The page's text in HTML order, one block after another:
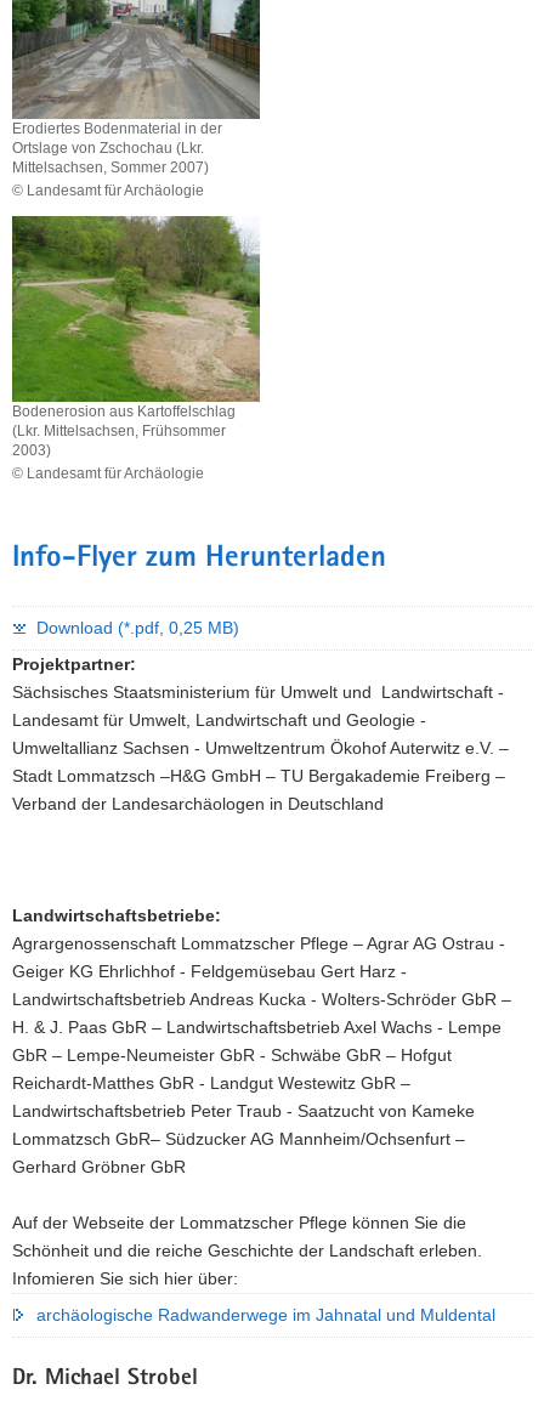
Erodiertes Bodenmaterial in der
Ortslage von Zschochau (Lkr.
Mittelsachsen, Sommer 2007)
© Landesamt für Archäologie
Bodenmaterial
in
der
Ortslage
von
Zschochau
(Lkr.
Mittelsachsen,
Sommer
2007)
Bodenerosion aus Kartoffelschlag
(Lkr. Mittelsachsen, Frühsommer
2003)
© Landesamt für Archäologie
Kartoffelschlag
(Lkr.
Frühsommer
2003)
Info-Flyer zum Herunterladen
Download (*.pdf, 0,25 MB)
Projektpartner:
Sächsisches Staatsministerium für Umwelt und Landwirtschaft -
Landesamt für Umwelt, Landwirtschaft und Geologie -
Umweltallianz Sachsen - Umweltzentrum Ökohof Auterwitz e.V. –
Stadt Lommatzsch –H&G GmbH – TU Bergakademie Freiberg –
Verband der Landesarchäologen in Deutschland
Landwirtschaftsbetriebe:
Agrargenossenschaft Lommatzscher Pflege – Agrar AG Ostrau -
Geiger KG Ehrlichhof - Feldgemüsebau Gert Harz -
Landwirtschaftsbetrieb Andreas Kucka - Wolters-Schröder GbR –
H. & J. Paas GbR – Landwirtschaftsbetrieb Axel Wachs - Lempe
GbR – Lempe-Neumeister GbR - Schwäbe GbR – Hofgut
Reichardt-Matthes GbR - Landgut Westewitz GbR –
Landwirtschaftsbetrieb Peter Traub - Saatzucht von Kameke
Lommatzsch GbR– Südzucker AG Mannheim/Ochsenfurt –
Gerhard Gröbner GbR
Auf der Webseite der Lommatzscher Pflege können Sie die
Schönheit und die reiche Geschichte der Landschaft erleben.
Infomieren Sie sich hier über:
archäologische Radwanderwege im Jahnatal und Muldental
Dr. Michael Strobel